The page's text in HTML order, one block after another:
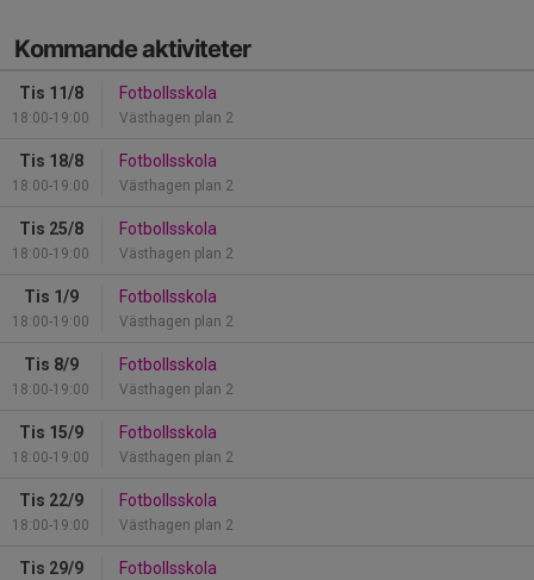
Kommande aktiviteter
Tis 11/8
18:00-19:00
Fotbollsskola
Västhagen plan 2
Tis 18/8
18:00-19:00
Fotbollsskola
Västhagen plan 2
Tis 25/8
18:00-19:00
Fotbollsskola
Västhagen plan 2
Tis 1/9
18:00-19:00
Fotbollsskola
Västhagen plan 2
Tis 8/9
18:00-19:00
Fotbollsskola
Västhagen plan 2
Tis 15/9
18:00-19:00
Fotbollsskola
Västhagen plan 2
Tis 22/9
18:00-19:00
Fotbollsskola
Västhagen plan 2
Tis 29/9 Fotbollsskola